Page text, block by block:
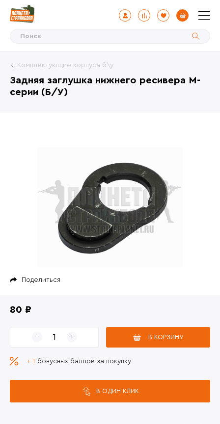
Задняя заглушка нижнего ресивера М-
серии (Б/У)
Комплектующие корпуса б\у
Поделиться
80 ₽
В КОРЗИНУ
+ 1 бонусных баллов за покупку
В ОДИН КЛИК